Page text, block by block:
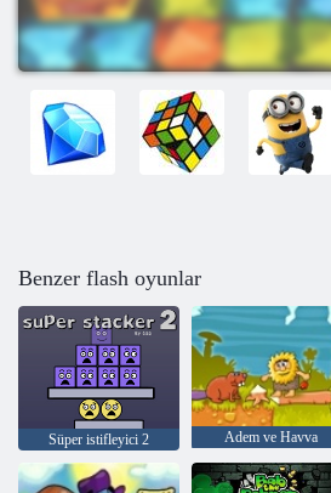
Benzer flash oyunlar
Süper istifleyici 2 Adem ve Havva